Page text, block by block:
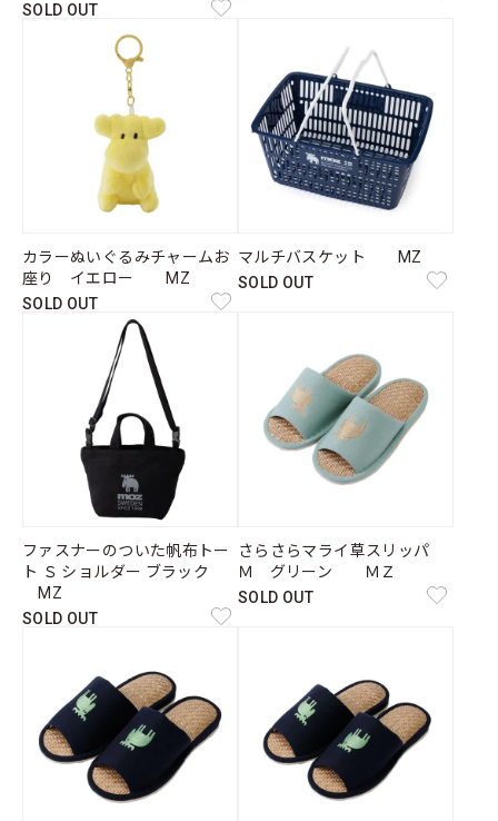
SOLD OUT
カラーぬいぐるみチャームお
座り イエロー MZ
SOLD OUT
マルチバスケット MZ
SOLD OUT
ファスナーのついた帆布トー
ト Ｓ ショルダー ブラック
MZ
SOLD OUT
さらさらマライ草スリッパ
Ｍ グリーン ＭＺ
SOLD OUT